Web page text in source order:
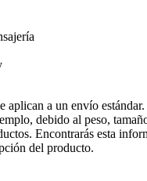
aplican a un envío
debido al peso,
Encontrarás esta
del producto.